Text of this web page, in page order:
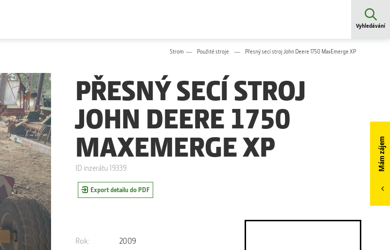
Vyhledávání
Strom Použité stroje Přesný secí stroj John Deere 1750 MaxEmerge XP
Mám zájem
PŘESNÝ SECÍ STROJ
JOHN DEERE 1750
MAXEMERGE XP
ID inzerátu 19339
Export detailu do PDF
Rok:
2009